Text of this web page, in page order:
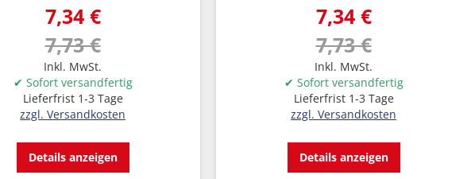
7,34 €
7,73 €
Inkl. MwSt.
✔ Sofort versandfertig
Lieferfrist 1-3 Tage
zzgl. Versandkosten
Details anzeigen
7,34 €
7,73 €
Inkl. MwSt.
✔ Sofort versandfertig
Lieferfrist 1-3 Tage
zzgl. Versandkosten
Details anzeigen